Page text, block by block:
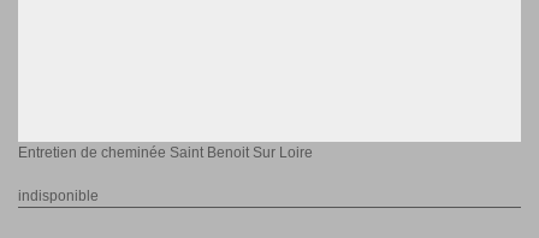
Entretien de cheminée Saint Benoit Sur Loire
indisponible